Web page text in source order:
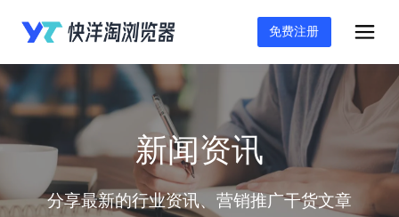
免费注册
新闻资讯
分享最新的行业资讯、营销推广干货文章